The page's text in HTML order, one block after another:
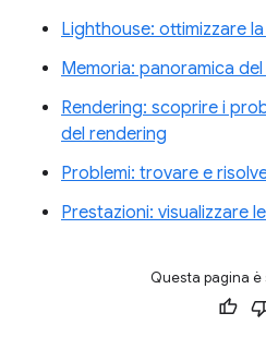
Lighthouse: ottimizzare
Memoria: panoramica
Rendering: scoprire i
del rendering
Problemi: trovare e
Prestazioni: visualizzare
Questa pagina è